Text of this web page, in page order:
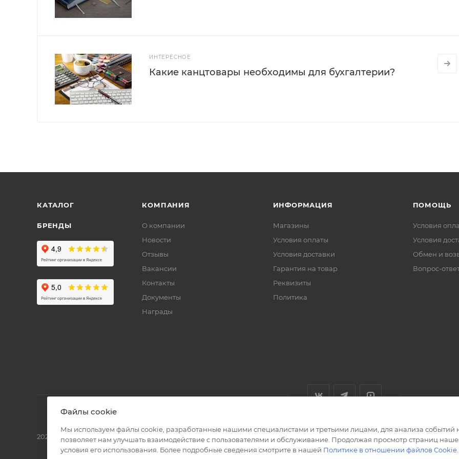
ИНТЕРЕСНОЕ
Какие канцтовары необходимы для бухгалтерии?
КАТАЛОГ
БРЕНДЫ
КОМПАНИЯ
О компании
Новости
Отзывы
Вакансии
Контакты
Документы
Награды
ИНФОРМАЦИЯ
Магазины
Условия оплаты
Условия доставки
Гарантия на товар
Реквизиты
Политика
ПОМОЩЬ
Условия
Условия
Обмен и
Вопрос-
2026 © Полиграф кит - интернет-магазин
Файлы cookie
Мы используем файлы cookie, разработанные нашими специалистами и третьими лицами, для анализа событий
позволяет нам улучшать взаимодействие с пользователями и обслуживание. Продолжая просмотр страниц
условия его использования. Более подробные сведения смотрите в нашей Политике в отношении файлов Cookie